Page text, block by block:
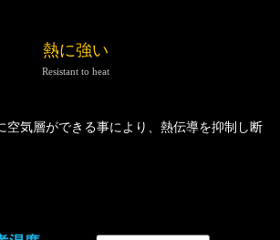
熱に強い
Resistant to heat
空気層ができる事により、熱伝導を抑制し断